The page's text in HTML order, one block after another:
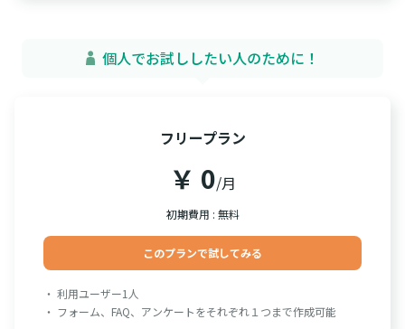
個人でお試ししたい人のために！
フリープラン
￥ 0/月
初期費用 : 無料
このプランで試してみる
・ 利用ユーザー1人
・ フォーム、FAQ、アンケートをそれぞれ１つまで作成可能